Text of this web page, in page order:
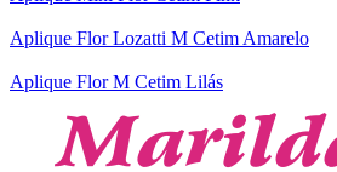
Aplique Flor Lozatti M Cetim Amarelo
Aplique Flor M Cetim Lilás